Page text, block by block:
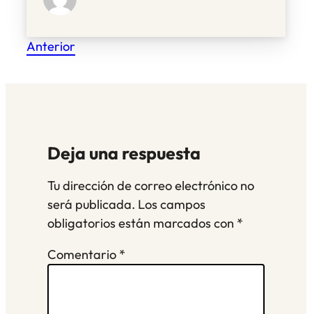
Anterior
Deja una respuesta
Tu dirección de correo electrónico no
será publicada. Los campos
obligatorios están marcados con *
Comentario *